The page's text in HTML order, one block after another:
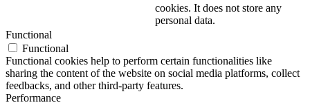
cookies. It does not store any
personal data.
Functional
Functional
Functional cookies help to perform certain functionalities like
sharing the content of the website on social media platforms, collect
feedbacks, and other third-party features.
Performance